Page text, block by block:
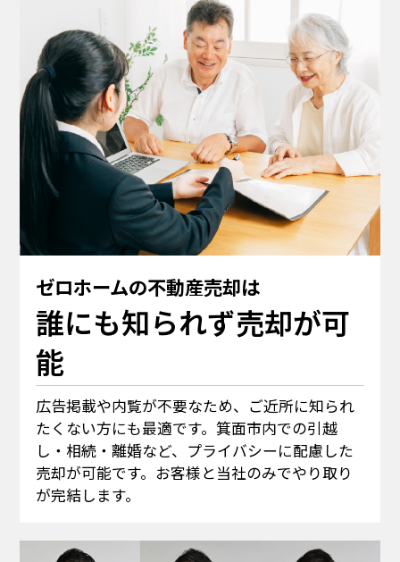
ゼロホームの不動産売却は
誰にも知られず売却が可
能
広告掲載や内覧が不要なため、ご近所に知られ
たくない方にも最適です。箕面市内での引越
し・相続・離婚など、プライバシーに配慮した
売却が可能です。お客様と当社のみでやり取り
が完結します。